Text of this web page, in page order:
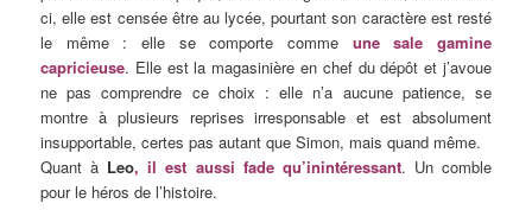
ci, elle est censée être au lycée, pourtant son caractère est resté
le même : elle se comporte comme une sale gamine
capricieuse. Elle est la magasinière en chef du dépôt et j’avoue
ne pas comprendre ce choix : elle n’a aucune patience, se
montre à plusieurs reprises irresponsable et est absolument
insupportable, certes pas autant que Simon, mais quand même.
Quant à Leo, il est aussi fade qu’inintéressant. Un comble
pour le héros de l’histoire.